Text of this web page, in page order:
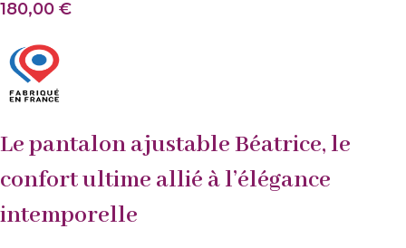
180,00 €
Le pantalon ajustable Béatrice, le
confort ultime allié à l’élégance
intemporelle